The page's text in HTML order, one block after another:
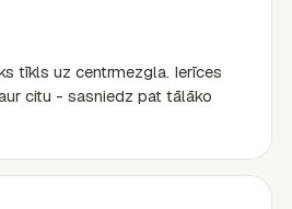
tīkls uz centrmezgla. Ierīces
citu - sasniedz pat tālāko